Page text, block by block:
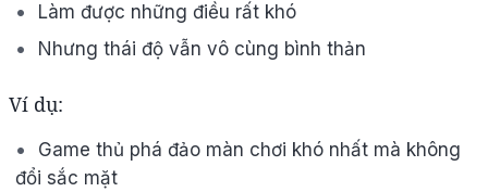
Làm được những điều rất khó
Nhưng thái độ vẫn vô cùng bình thản
Ví dụ:
Game thủ phá đảo màn chơi khó nhất mà không
đổi sắc mặt